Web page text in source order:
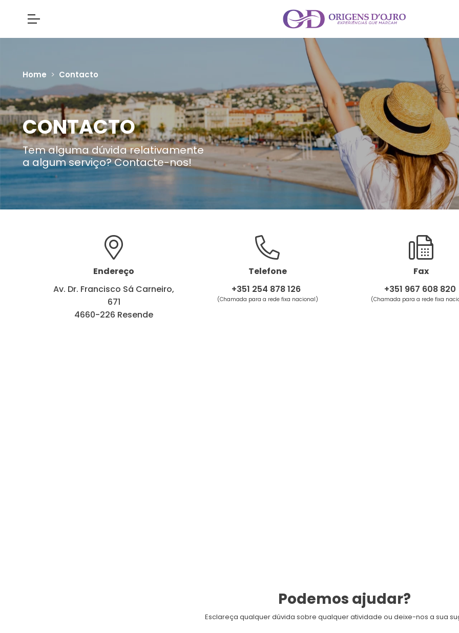
Home Contacto
CONTACTO
Tem alguma dúvida relativamente
a algum serviço? Contacte-nos!
Endereço
Av. Dr. Francisco Sá Carneiro,
671
4660-226 Resende
Telefone
+351 254 878 126
(Chamada para a rede fixa nacional)
Fax
+351 967 608 820
(Chamada para a rede fixa
Podemos ajudar?
Esclareça qualquer dúvida sobre qualquer atividade ou deixe-nos a sua